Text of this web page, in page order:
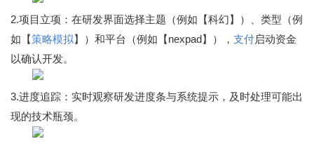
2.项目立项：在研发界面选择主题（例如【科幻】）、类型（例
如【策略模拟】）和平台（例如【nexpad】）， 支付启动资金
以确认开发。
3.进度追踪：实时观察研发进度条与系统提示，及时处理可能出
现的技术瓶颈。